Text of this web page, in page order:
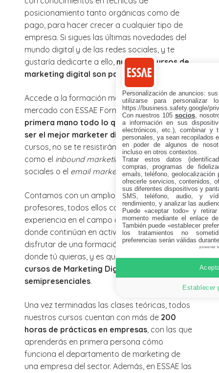
posicionamiento tanto orgánicas como de
pago, para hacer crecer a cualquier tipo de
empresa. Si sigues las últimas novedades del
mundo digital y de las redes sociales, y te
gustaría dedicarte a ello, nuestros cursos de
marketing digital son para ti.
Accede a la formación más actualizada del
mercado con ESSAE Formación ydescubre de
primera mano todo lo que necesitas para
ser el mejor marketer digital. Tras nuestros
cursos, no se te resistirán conceptos y tareas
como el inbound marketing, el SEM en redes
sociales o el email marketing.
Contamos con un amplio equipo de
profesores, todos ellos con una gran
experiencia en el campo del marketing digital,
donde continúan en activo. En ESSAE podrás
disfrutar de una formación de calidad desde
donde tú quieras, y es quecontamos con
cursos de Marketing Digital online y
semipresenciales.
Una vez terminadas las clases teóricas, todos
nuestros cursos cuentan con más de 200
horas de prácticas en empresas, con las que
aprenderás en primera persona cómo
funciona el departamento de marketing de
una empresa del sector. Además, en ESSAE las
Personalización de anuncios:
utilizarse para personalizar
https://business.safety.google/
Con nuestros 105 socios,
a información en sus
electrónicos, etc.), combinar y
personales, ya sean recopilados
en poder de algunos de
incluso en otros contextos.
Tratar estos datos
compras, programas de
emails, teléfono,
ofrecerle servicios, contenidos,
sus diferentes dispositivos y
SMS, teléfono, audio, y
rendimiento, y analizar las
Puede «aceptar todo» y
momento mediante el enlace
También puede «establecer
los tratamientos no
preferencias serán válidas
powered
Establecer